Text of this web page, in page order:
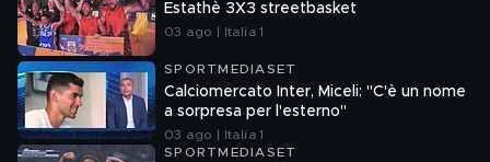
Estathè 3X3 streetbasket
03 ago | Italia 1
SPORTMEDIASET
Calciomercato Inter, Miceli: "C'è un nome
a sorpresa per l'esterno"
03 ago | Italia 1
SPORTMEDIASET